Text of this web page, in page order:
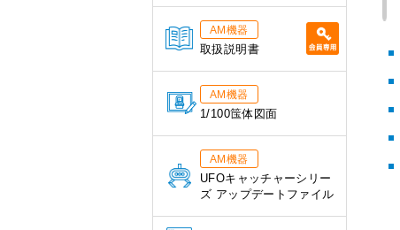
AM機器
取扱説明書
AM機器
1/100筺体図面
AM機器
UFOキャッチャーシリー
ズ アップデートファイル